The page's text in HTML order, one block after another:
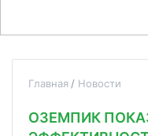
Главная Новости
ОЗЕМПИК